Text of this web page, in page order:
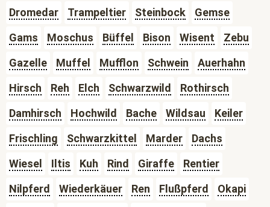
Dromedar Trampeltier Steinbock
Gemse
Gams
Moschus Büffel Bison Wisent
Zebu
Gazelle
Muffel Mufflon Schwein
Auerhahn
Hirsch
Reh Elch Schwarzwild
Rothirsch
Damhirsch
Hochwild Bache Wildsau
Keiler
Frischling
Schwarzkittel Marder
Dachs
Wiesel
Iltis Kuh Rind Giraffe
Rentier
Nilpferd
Wiederkäuer Ren Flußpferd
Okapi